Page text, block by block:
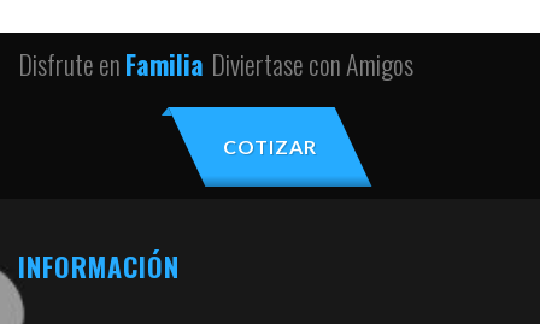
Disfrute enFamilia Diviertase con Amigos
COTIZAR
INFORMACIÓN